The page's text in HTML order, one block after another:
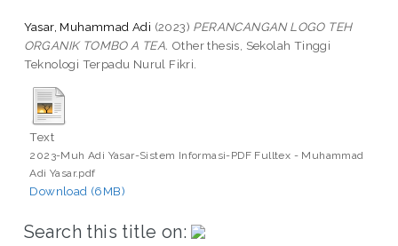
Yasar, Muhammad Adi (2023) PERANCANGAN LOGO TEH
ORGANIK TOMBO A TEA. Other thesis, Sekolah Tinggi
Teknologi Terpadu Nurul Fikri.
Text
2023-Muh Adi Yasar-Sistem Informasi-PDF Fulltex - Muhammad
Adi Yasar.pdf
Download (6MB)
Search this title on: